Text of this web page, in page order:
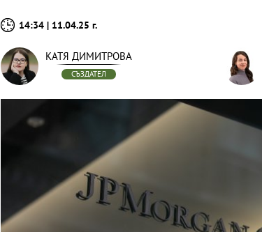
14:34 | 11.04.25 г.
КАТЯ ДИМИТРОВА
СЪЗДАТЕЛ